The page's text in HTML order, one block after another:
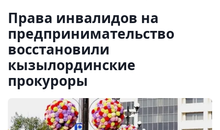
Права инвалидов на
предпринимательство
восстановили
кызылординские
прокуроры